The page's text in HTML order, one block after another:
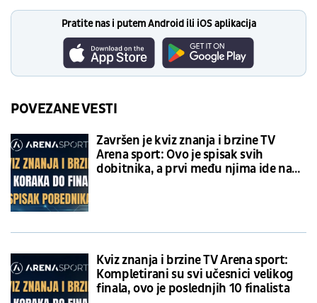
Pratite nas i putem Android ili iOS aplikacija
POVEZANE VESTI
Završen je kviz znanja i brzine TV
Arena sport: Ovo je spisak svih
dobitnika, a prvi među njima ide na
Kviz znanja i brzine TV Arena sport:
Kompletirani su svi učesnici velikog
finala, ovo je poslednjih 10 finalista